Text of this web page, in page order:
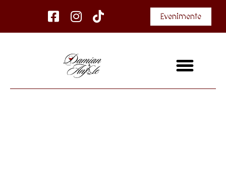
Evenimente